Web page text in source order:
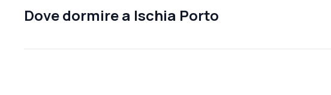
Dove dormire a Ischia Porto